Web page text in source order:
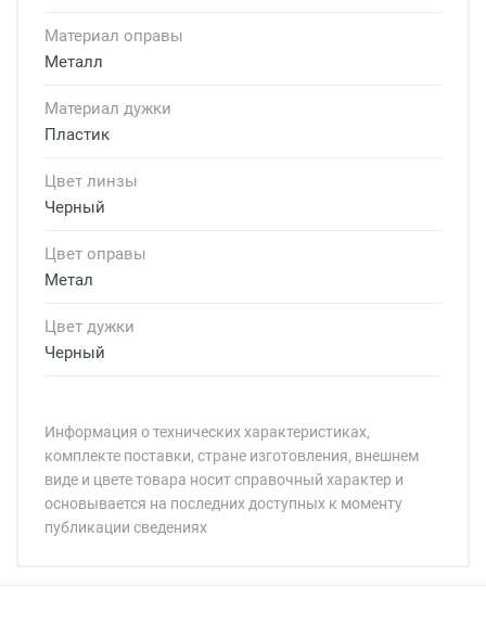
Материал оправы
Металл
Материал дужки
Пластик
Цвет линзы
Черный
Цвет оправы
Метал
Цвет дужки
Черный
Информация о технических характеристиках,
комплекте поставки, стране изготовления, внешнем
виде и цвете товара носит справочный характер и
основывается на последних доступных к моменту
публикации сведениях